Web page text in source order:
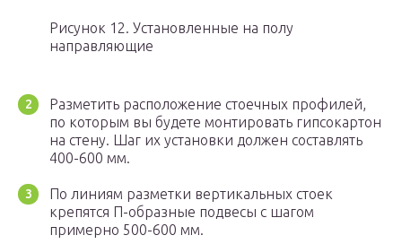
Рисунок 12. Установленные на полу
направляющие
Разметить расположение стоечных профилей,
по которым вы будете монтировать гипсокартон
на стену. Шаг их установки должен составлять
400-600 мм.
По линиям разметки вертикальных стоек
крепятся П-образные подвесы с шагом
примерно 500-600 мм.